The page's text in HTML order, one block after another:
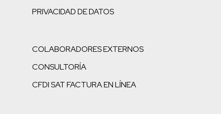
PRIVACIDAD DE DATOS
COLABORADORES EXTERNOS
CONSULTORÍA
CFDI SAT FACTURA EN LÍNEA